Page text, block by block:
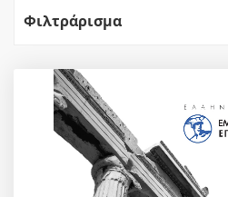
Φιλτράρισμα